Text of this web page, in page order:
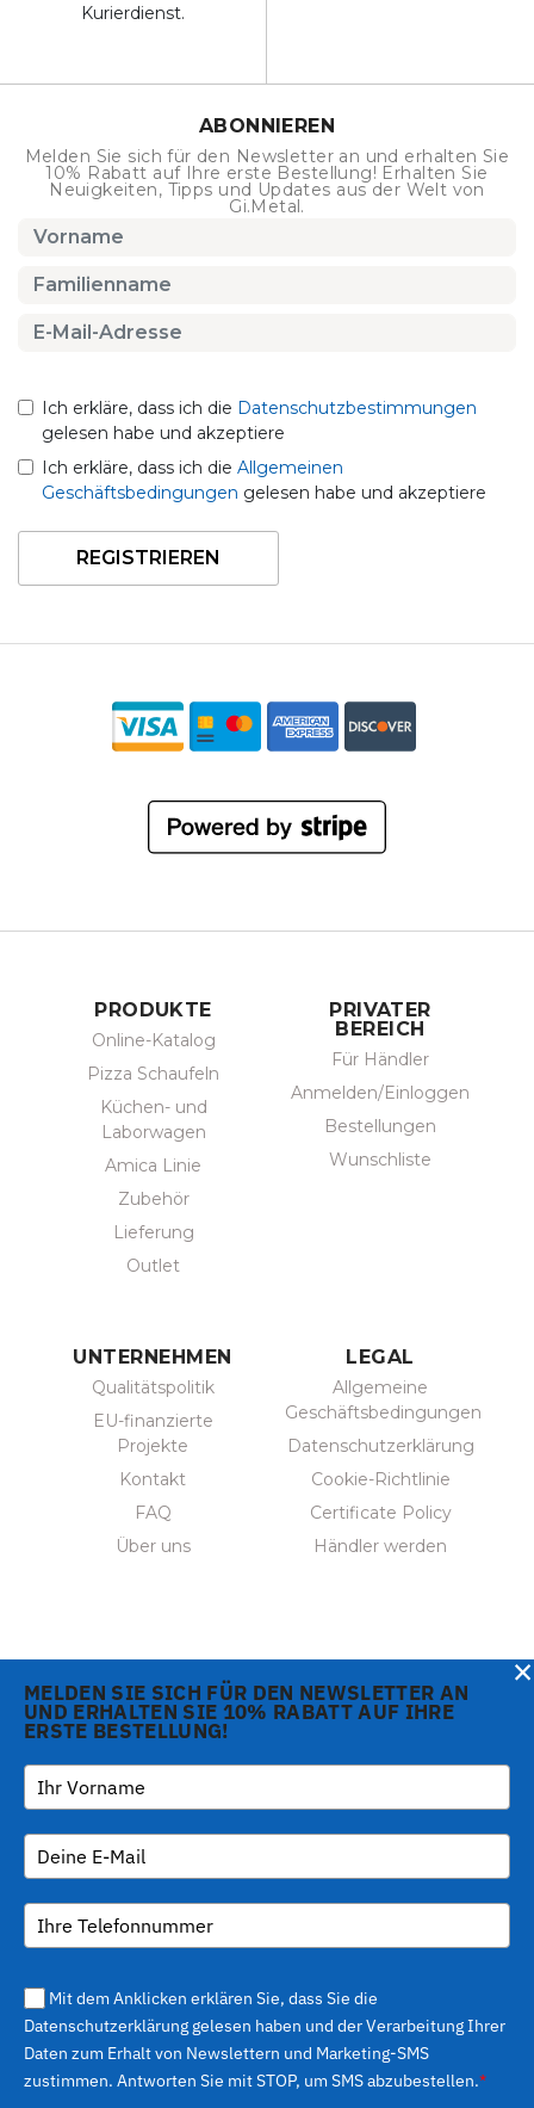
Kurierdienst.
ABONNIEREN
Melden Sie sich für den Newsletter an und erhalten Sie
10% Rabatt auf Ihre erste Bestellung! Erhalten Sie
Neuigkeiten, Tipps und Updates aus der Welt von
Gi.Metal.
Ich erkläre, dass ich die Datenschutzbestimmungen
gelesen habe und akzeptiere
Ich erkläre, dass ich die Allgemeinen
Geschäftsbedingungen gelesen habe und akzeptiere
REGISTRIEREN
PRODUKTE
Online-Katalog
Pizza Schaufeln
Küchen- und
Laborwagen
Amica Linie
Zubehör
Lieferung
Outlet
PRIVATER
BEREICH
Für Händler
Anmelden/Einloggen
Bestellungen
Wunschliste
UNTERNEHMEN
Qualitätspolitik
EU-finanzierte
Projekte
Kontakt
FAQ
Über uns
LEGAL
Allgemeine
Geschäftsbedingungen
Datenschutzerklärung
Cookie-Richtlinie
Certificate Policy
Händler werden
Copyright © 2026 Gi.Metal
srl - VAT no. 01888690979
Via Croce Rossa 1/C - 51037
Montale PT
-inform@gimetal.it
UI v. 0.0.240 prod
Ihre Datenschutzeinstellungen
Hinweis bei Erhebung
MELDEN SIE SICH FÜR DEN NEWSLETTER AN
UND ERHALTEN SIE 10% RABATT AUF IHRE
ERSTE BESTELLUNG!
Mit dem Anklicken erklären Sie, dass Sie die
Datenschutzerklärung gelesen haben und der Verarbeitung Ihrer
Daten zum Erhalt von Newslettern und Marketing-SMS
zustimmen. Antworten Sie mit STOP, um SMS abzubestellen.*
×